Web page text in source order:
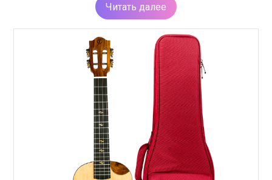
Читать далее